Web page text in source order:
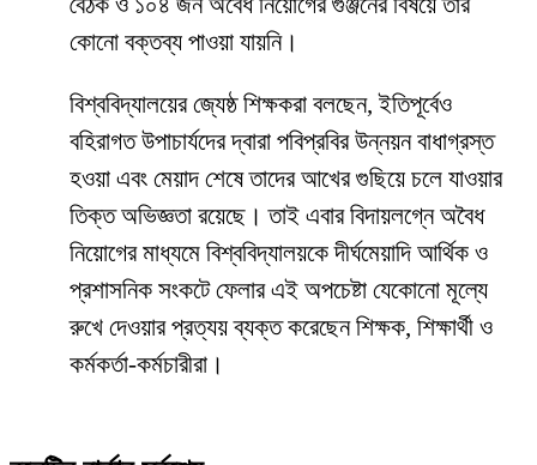
কোনো বক্তব্য পাওয়া যায়নি।
​বিশ্ববিদ্যালয়ের জ্যেষ্ঠ শিক্ষকরা বলছেন, ইতিপূর্বেও
বহিরাগত উপাচার্যদের দ্বারা পবিপ্রবির উন্নয়ন বাধাগ্রস্ত
হওয়া এবং মেয়াদ শেষে তাদের আখের গুছিয়ে চলে যাওয়ার
তিক্ত অভিজ্ঞতা রয়েছে। তাই এবার বিদায়লগ্নে অবৈধ
নিয়োগের মাধ্যমে বিশ্ববিদ্যালয়কে দীর্ঘমেয়াদি আর্থিক ও
প্রশাসনিক সংকটে ফেলার এই অপচেষ্টা যেকোনো মূল্যে
রুখে দেওয়ার প্রত্যয় ব্যক্ত করেছেন শিক্ষক, শিক্ষার্থী ও
কর্মকর্তা-কর্মচারীরা।